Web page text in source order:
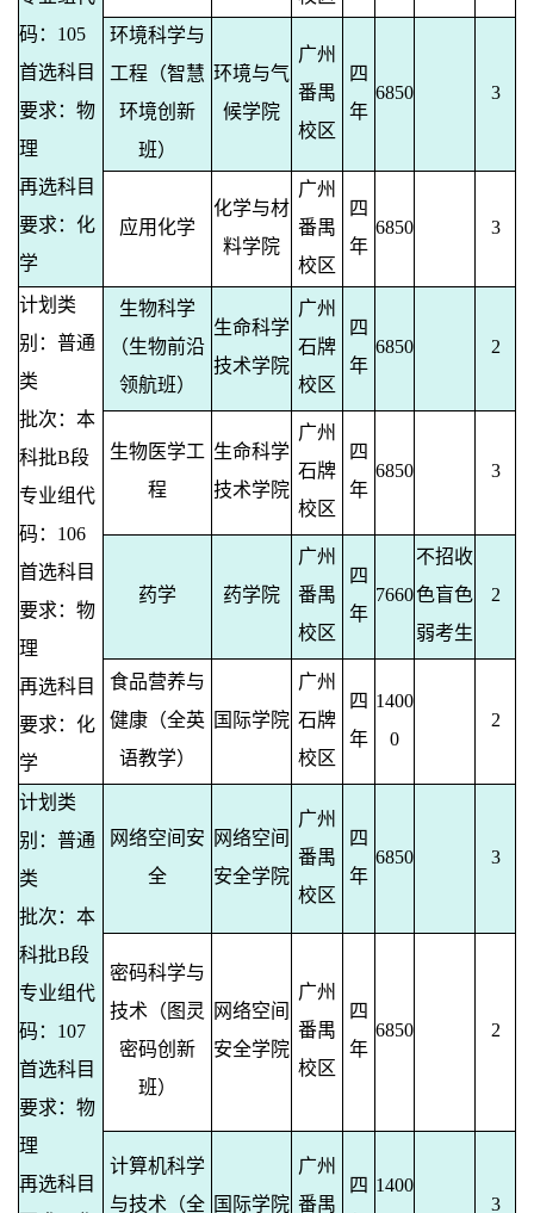
码：105
首选科目
要求：物
理
再选科目
要求：化
学
环境科学与
工程（智慧
环境创新
班）
环境与气
候学院
广州
番禺
校区
四
年
6850 3
应用化学
化学与材
料学院
广州
番禺
校区
四
年
6850 3
计划类
别：普通
类
批次：本
科批B段
专业组代
码：106
首选科目
要求：物
理
再选科目
要求：化
学
生物科学
（生物前沿
领航班）
生命科学
技术学院
广州
石牌
校区
四
年
6850 2
生物医学工
程
生命科学
技术学院
广州
石牌
校区
四
年
6850 3
药学 药学院
广州
番禺
校区
四
年
7660
不招收
色盲色
弱考生
2
食品营养与
健康（全英
语教学）
国际学院
广州
石牌
校区
四
年
1400
0
2
计划类
别：普通
类
批次：本
科批B段
专业组代
码：107
首选科目
要求：物
理
再选科目
网络空间安
全
网络空间
安全学院
广州
番禺
校区
四
年
6850 3
密码科学与
技术（图灵
密码创新
班）
网络空间
安全学院
广州
番禺
校区
四
年
6850 2
计算机科学
与技术（全 国际学院
广州
番禺
四 1400
3